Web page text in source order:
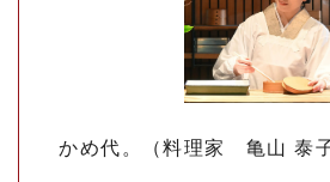
かめ代。（料理家 亀山 泰子